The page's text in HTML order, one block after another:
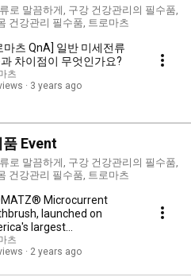
로 말끔하게, 구강 건강관리의 필수품,
건강관리 필수품, 트로마츠
마츠 QnA] 일반 미세전류
차이점이 무엇인가요?
츠
3 years ago
Event
로 말끔하게, 구강 건강관리의 필수품,
건강관리 필수품, 트로마츠
Microcurrent
launched on
largest
platform,
츠
2 years ago